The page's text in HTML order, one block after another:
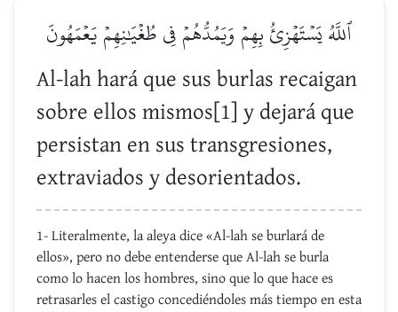
ٱللَّهُ يَسۡتَهۡزِئُ بِهِمۡ وَيَمُدُّهُمۡ فِي طُغۡيَٰنِهِمۡ يَعۡمَهُونَ
Al-lah hará que sus burlas recaigan
sobre ellos mismos[1] y dejará que
persistan en sus transgresiones,
extraviados y desorientados.
1- Literalmente, la aleya dice «Al-lah se burlará de
ellos», pero no debe entenderse que Al-lah se burla
como lo hacen los hombres, sino que lo que hace es
retrasarles el castigo concediéndoles más tiempo en esta